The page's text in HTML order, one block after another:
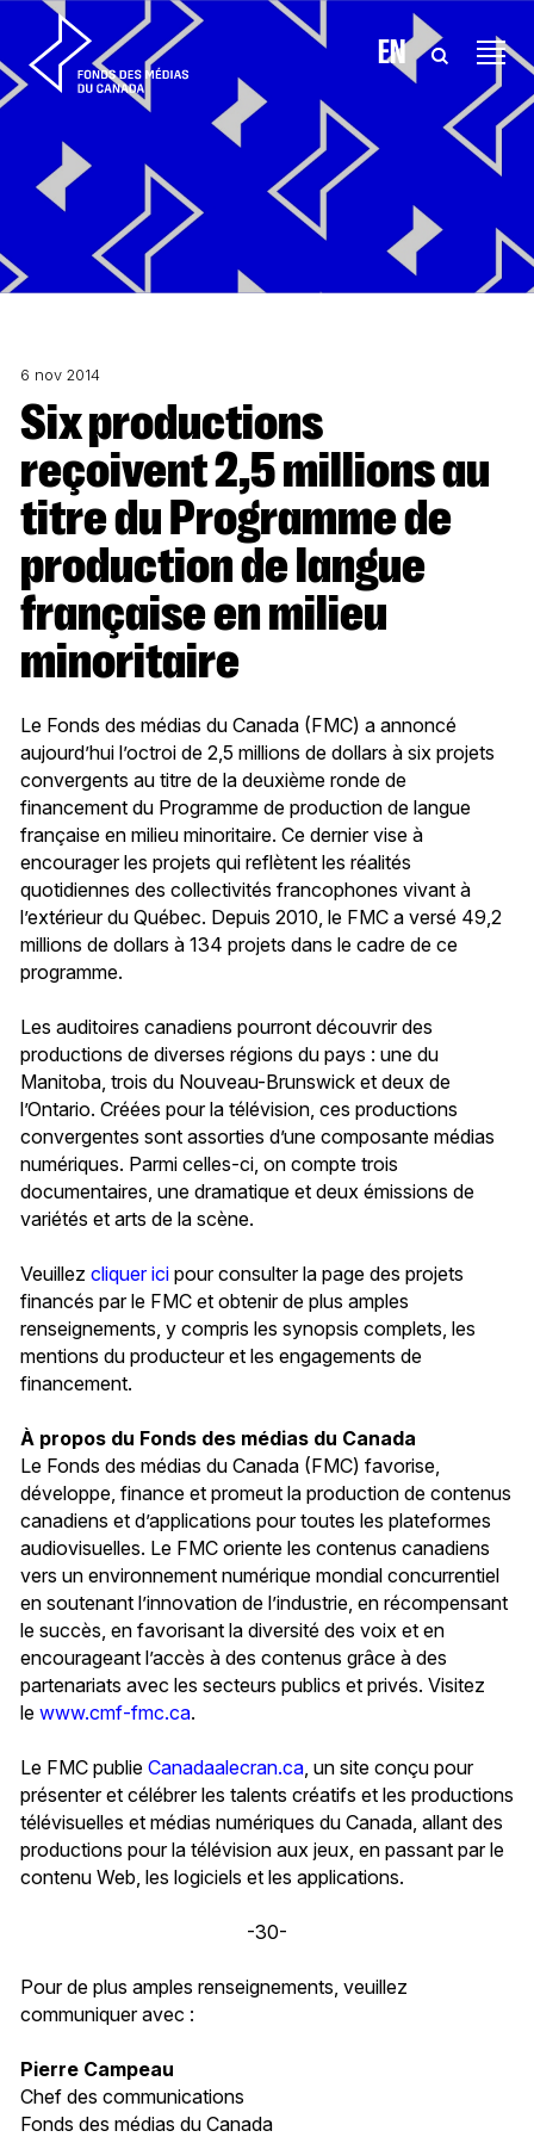
Aller au contenu EN
6 nov 2014
Six productions
reçoivent 2,5 millions au
titre du Programme de
production de langue
française en milieu
minoritaire
Le Fonds des médias du Canada (FMC) a annoncé
aujourd’hui l’octroi de 2,5 millions de dollars à six projets
convergents au titre de la deuxième ronde de
financement du Programme de production de langue
française en milieu minoritaire. Ce dernier vise à
encourager les projets qui reflètent les réalités
quotidiennes des collectivités francophones vivant à
l’extérieur du Québec. Depuis 2010, le FMC a versé 49,2
millions de dollars à 134 projets dans le cadre de ce
programme.
Les auditoires canadiens pourront découvrir des
productions de diverses régions du pays : une du
Manitoba, trois du Nouveau-Brunswick et deux de
l’Ontario. Créées pour la télévision, ces productions
convergentes sont assorties d’une composante médias
numériques. Parmi celles-ci, on compte trois
documentaires, une dramatique et deux émissions de
variétés et arts de la scène.
Veuillez cliquer ici pour consulter la page des projets
financés par le FMC et obtenir de plus amples
renseignements, y compris les synopsis complets, les
mentions du producteur et les engagements de
financement.
À propos du Fonds des médias du Canada
Le Fonds des médias du Canada (FMC) favorise,
développe, finance et promeut la production de contenus
canadiens et d’applications pour toutes les plateformes
audiovisuelles. Le FMC oriente les contenus canadiens
vers un environnement numérique mondial concurrentiel
en soutenant l’innovation de l’industrie, en récompensant
le succès, en favorisant la diversité des voix et en
encourageant l’accès à des contenus grâce à des
partenariats avec les secteurs publics et privés. Visitez
le www.cmf-fmc.ca.
Le FMC publie Canadaalecran.ca , un site conçu pour
présenter et célébrer les talents créatifs et les productions
télévisuelles et médias numériques du Canada, allant des
productions pour la télévision aux jeux, en passant par le
contenu Web, les logiciels et les applications.
-30-
Pour de plus amples renseignements, veuillez
communiquer avec :
Pierre Campeau
Chef des communications
Fonds des médias du Canada